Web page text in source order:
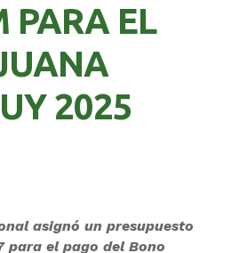
PARA EL
2025
asignó un presupuesto
para el pago del Bono